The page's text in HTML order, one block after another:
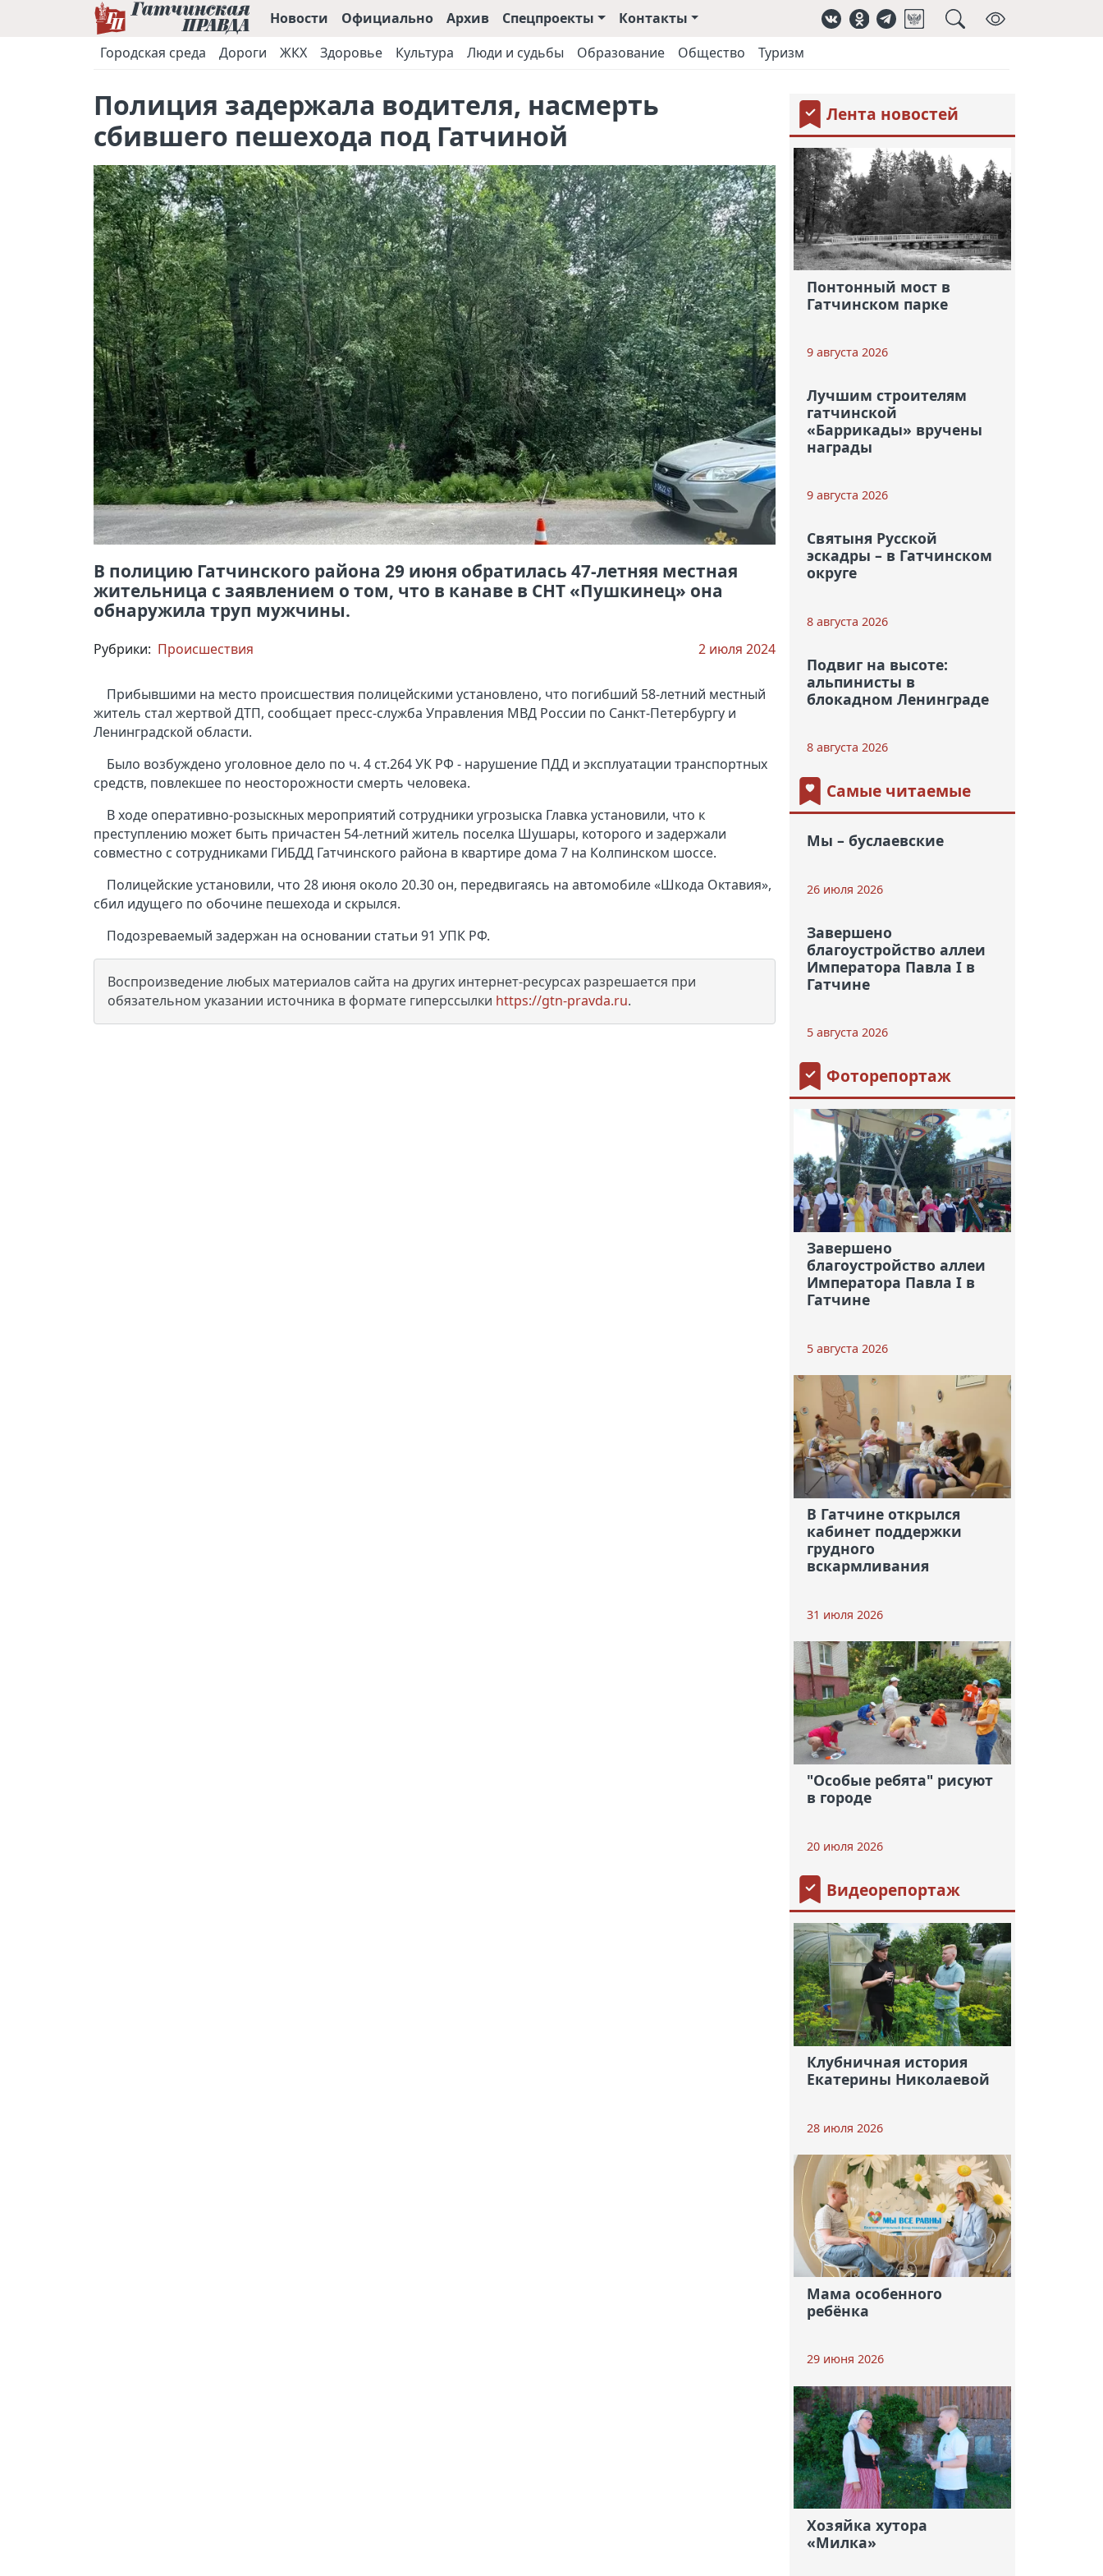
Новости Официально Архив Спецпроекты
Контакты
Городская среда
Дороги ЖКХ Здоровье Культура Люди и судьбы Образование Общество Туризм
Полиция задержала водителя, насмерть
сбившего пешехода под Гатчиной
В полицию Гатчинского района 29 июня обратилась 47-летняя местная
жительница с заявлением о том, что в канаве в СНТ «Пушкинец» она
обнаружила труп мужчины.
Рубрики: Происшествия 2 июля 2024
Прибывшими на место происшествия полицейскими установлено, что погибший 58-летний местный
житель стал жертвой ДТП, сообщает пресс-служба Управления МВД России по Санкт-Петербургу и
Ленинградской области.
Было возбуждено уголовное дело по ч. 4 ст.264 УК РФ - нарушение ПДД и эксплуатации транспортных
средств, повлекшее по неосторожности смерть человека.
В ходе оперативно-розыскных мероприятий сотрудники угрозыска Главка установили, что к
преступлению может быть причастен 54-летний житель поселка Шушары, которого и задержали
совместно с сотрудниками ГИБДД Гатчинского района в квартире дома 7 на Колпинском шоссе.
Полицейские установили, что 28 июня около 20.30 он, передвигаясь на автомобиле «Шкода Октавия»,
сбил идущего по обочине пешехода и скрылся.
Подозреваемый задержан на основании статьи 91 УПК РФ.
Воспроизведение любых материалов сайта на других интернет-ресурсах разрешается при
обязательном указании источника в формате гиперссылки https://gtn-pravda.ru.
Лента новостей
Понтонный мост в
Гатчинском парке
9 августа 2026
Лучшим строителям
гатчинской
«Баррикады» вручены
награды
9 августа 2026
Святыня Русской
эскадры – в Гатчинском
округе
8 августа 2026
Подвиг на высоте:
альпинисты в
блокадном Ленинграде
8 августа 2026
Самые читаемые
Мы – буслаевские
26 июля 2026
Завершено
благоустройство аллеи
Императора Павла I в
Гатчине
5 августа 2026
Фоторепортаж
Завершено
благоустройство аллеи
Императора Павла I в
Гатчине
5 августа 2026
В Гатчине открылся
кабинет поддержки
грудного
вскармливания
31 июля 2026
"Особые ребята" рисуют
в городе
20 июля 2026
Видеорепортаж
Клубничная история
Екатерины Николаевой
28 июля 2026
Мама особенного
ребёнка
29 июня 2026
Хозяйка хутора
«Милка»